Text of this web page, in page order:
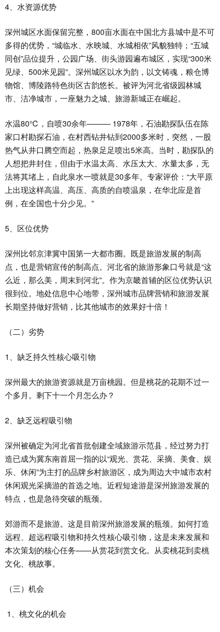
4、水资源优势
深州城区水面保留完整，800亩水面在中国北方县城中是不可
多得的优势，“城临水、水映城、水城相依”风貌独特；“五城
同创”品位提升，公园广场、街头游园遍布城区，实现“300米
见绿、500米见园”。深州城区以水为韵，以文铸魂，粮仓博
物馆、博陵路特色街区古韵悠长。被评为河北省级园林城
市、洁净城市，一座魅力之城、旅游新城正在崛起。
水温80℃，自喷30余年——— 1978年，石油勘探队伍在陈
家口村勘探石油，在村西钻井钻到2000多米时，突然，一股
热气从井口腾空而起，热泉足足喷出5米高。当时，勘探队的
人想把井封住，但由于水温太高、水压太大、水量太多，无
法将其堵上，自此泉水一喷就是30多年。专家评价：“大平原
上出现这样高温、高压、高质的自喷温泉，在华北应是首
例，在全国也十分少见。”
5、区位优势
深州比邻京津冀中国第一大都市圈。既是旅游发展的制高
点，也是营销宣传的制高点。河北省的旅游形象口号就是“这
么近，那么美，周末到河北”。作为京畿首辅的区位优势认识
很到位。地处信息中心地带，深州城市品牌营销和旅游发展
长期坚持做好营销，比其他城市的效果好十倍！
（二）劣势
1、缺乏持久性核心吸引物
深州最大的旅游资源就是万亩桃园。但是桃花的花期不过一
个多月。剩下十一个月怎么办？
2、缺乏远程吸引物
深州被确定为河北省首批创建全域旅游示范县，经过努力打
造已成为冀东南首屈一指的以“观光、赏花、采摘、美食、娱
乐、休闲”为主打的品牌乡村旅游区，成为周边大中城市农村
休闲观光采摘游的首选之地。近程短途游是深州旅游发展的
特点，也是急待突破的瓶颈。
郊游而不是旅游。这是目前深州旅游发展的瓶颈。如何打造
远程、超远程吸引物和持久性核心吸引物，这是未来发展和
本次策划的核心任务——从赏花到赏文化。从卖桃花到卖桃
文化、桃故事。
（三）机会
1、桃文化的机会